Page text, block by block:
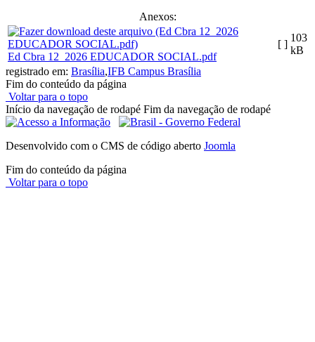
Anexos:
Ed Cbra 12_2026 EDUCADOR SOCIAL.pdf
[ ]
103
kB
registrado em: Brasília,IFB Campus Brasília
Fim do conteúdo da página
Voltar para o topo
Início da navegação de rodapé Fim da navegação de rodapé
Desenvolvido com o CMS de código aberto Joomla
Fim do conteúdo da página
Voltar para o topo